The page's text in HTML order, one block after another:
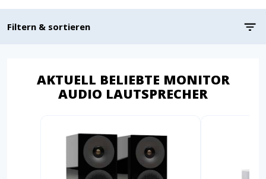
Filtern & sortieren
AKTUELL BELIEBTE MONITOR
AUDIO LAUTSPRECHER